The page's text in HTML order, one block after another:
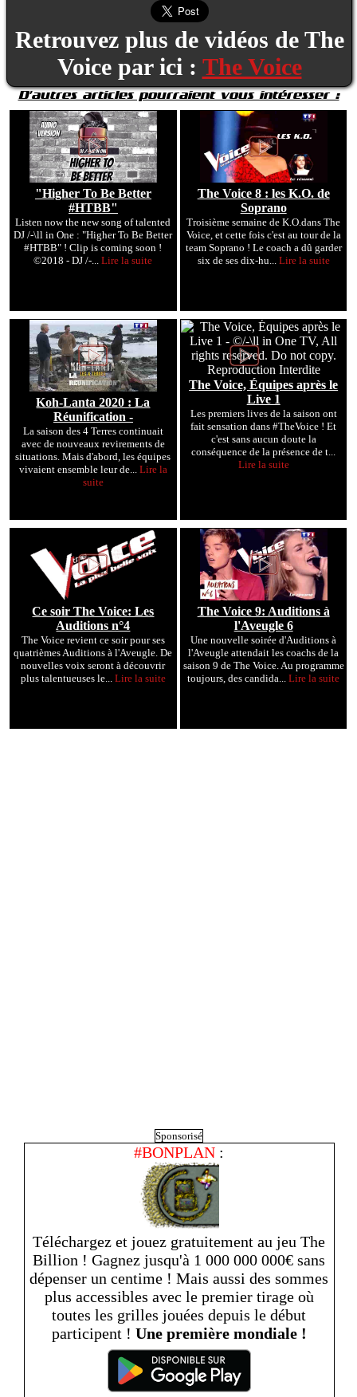
Retrouvez plus de vidéos de The
Voice par ici : The Voice
D'autres articles pourraient vous intéresser :
"Higher To Be Better
#HTBB"
Listen now the new song of talented
DJ /-\ll in One : "Higher To Be Better
#HTBB" ! Clip is coming soon !
©2018 - DJ /-...Lire la suite
The Voice 8 : les K.O. de
Soprano
Troisième semaine de K.O.dans The
Voice, et cette fois c'est au tour de la
team Soprano ! Le coach a dû garder
six de ses dix-hu... Lire la suite
Koh-Lanta 2020 : La
Réunification -
La saison des 4 Terres continuait
avec de nouveaux revirements de
situations. Mais d'abord, les équipes
vivaient ensemble leur de... Lire la
suite
The Voice, Équipes après le
Live 1
Les premiers lives de la saison ont
fait sensation dans #TheVoice ! Et
c'est sans aucun doute la
conséquence de la présence de t...
Lire la suite
Ce soir The Voice: Les
Auditions n°4
The Voice revient ce soir pour ses
quatrièmes Auditions à l'Aveugle. De
nouvelles voix seront à découvrir
plus talentueuses le... Lire la suite
The Voice 9: Auditions à
l'Aveugle 6
Une nouvelle soirée d'Auditions à
l'Aveugle attendait les coachs de la
saison 9 de The Voice. Au programme
toujours, des candida...Lire la suite
Sponsorisé
#BONPLAN :
Téléchargez et jouez gratuitement au jeu The
Billion ! Gagnez jusqu'à 1 000 000 000€ sans
dépenser un centime ! Mais aussi des sommes
plus accessibles avec le premier tirage où
toutes les grilles jouées depuis le début
participent ! Une première mondiale !